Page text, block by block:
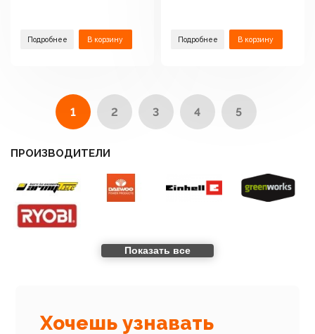
Подробнее В корзину Подробнее В корзину
1 2 3 4 5
ПРОИЗВОДИТЕЛИ
Показать все
Хочешь узнавать